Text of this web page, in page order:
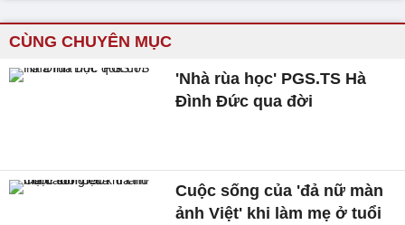
CÙNG CHUYÊN MỤC
'Nhà rùa học' PGS.TS Hà
Đình Đức qua đời
Cuộc sống của 'đả nữ màn
ảnh Việt' khi làm mẹ ở tuổi